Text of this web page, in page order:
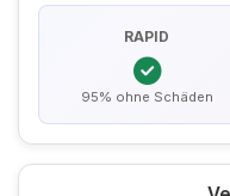
RAPID
95% ohne Schäden